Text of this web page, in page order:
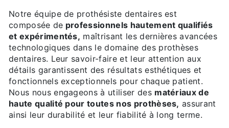
Notre équipe de prothésiste dentaires est
composée de professionnels hautement qualifiés
et expérimentés, maîtrisant les dernières avancées
technologiques dans le domaine des prothèses
dentaires. Leur savoir-faire et leur attention aux
détails garantissent des résultats esthétiques et
fonctionnels exceptionnels pour chaque patient.
Nous nous engageons à utiliser des matériaux de
haute qualité pour toutes nos prothèses, assurant
ainsi leur durabilité et leur fiabilité à long terme.